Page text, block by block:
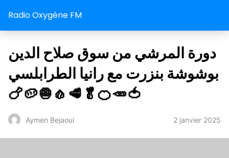
Radio Oxygène FM
دورة المرشي من سوق صلاح الدين
بوشوشة بنزرت مع رانيا الطرابلسي
🍗🥔🧅🧄🥩🥬🍊🥕🍅
Aymen Bejaoui 2 janvier 2025